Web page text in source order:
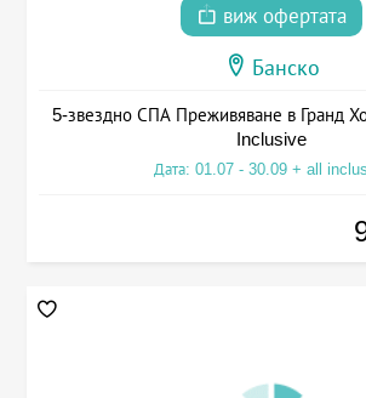
виж офертата
Банско
5-звездно СПА Преживяване в Гранд
Inclusive
Дата: 01.07 - 30.09 + all